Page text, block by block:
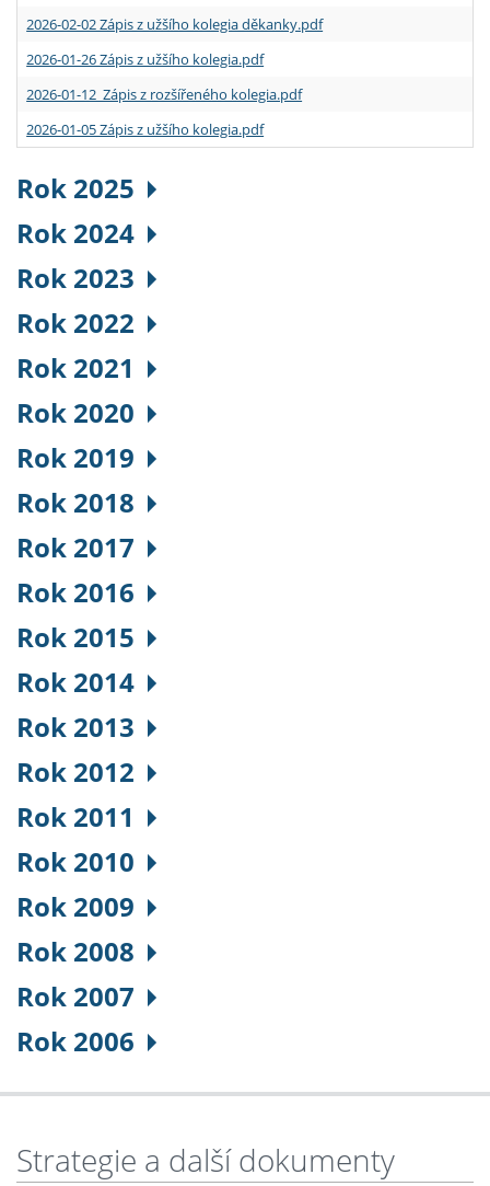
2026-02-02 Zápis z užšího kolegia děkanky.pdf
2026-01-26 Zápis z užšího kolegia.pdf
2026-01-12 Zápis z rozšířeného kolegia.pdf
2026-01-05 Zápis z užšího kolegia.pdf
Rok 2025
Rok 2024
Rok 2023
Rok 2022
Rok 2021
Rok 2020
Rok 2019
Rok 2018
Rok 2017
Rok 2016
Rok 2015
Rok 2014
Rok 2013
Rok 2012
Rok 2011
Rok 2010
Rok 2009
Rok 2008
Rok 2007
Rok 2006
Strategie a další dokumenty